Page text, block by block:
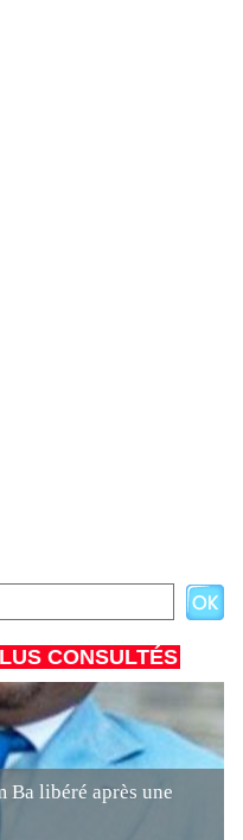
CONSULTÉS
Ba libéré après une